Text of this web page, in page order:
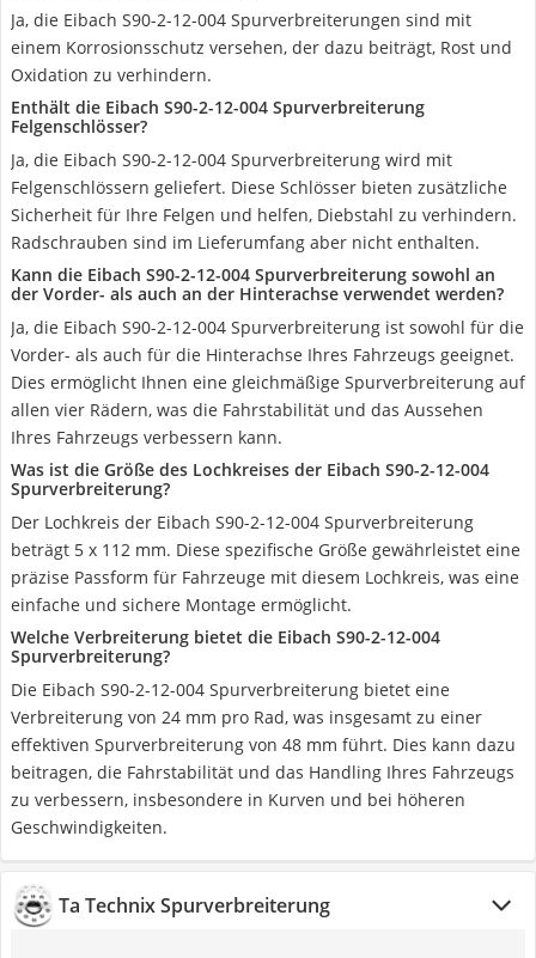
Ja, die Eibach S90-2-12-004 Spurverbreiterungen sind mit
einem Korrosionsschutz versehen, der dazu beiträgt, Rost und
Oxidation zu verhindern.
Enthält die Eibach S90-2-12-004 Spurverbreiterung
Felgenschlösser?
Ja, die Eibach S90-2-12-004 Spurverbreiterung wird mit
Felgenschlössern geliefert. Diese Schlösser bieten zusätzliche
Sicherheit für Ihre Felgen und helfen, Diebstahl zu verhindern.
Radschrauben sind im Lieferumfang aber nicht enthalten.
Kann die Eibach S90-2-12-004 Spurverbreiterung sowohl an
der Vorder- als auch an der Hinterachse verwendet werden?
Ja, die Eibach S90-2-12-004 Spurverbreiterung ist sowohl für die
Vorder- als auch für die Hinterachse Ihres Fahrzeugs geeignet.
Dies ermöglicht Ihnen eine gleichmäßige Spurverbreiterung auf
allen vier Rädern, was die Fahrstabilität und das Aussehen
Ihres Fahrzeugs verbessern kann.
Was ist die Größe des Lochkreises der Eibach S90-2-12-004
Spurverbreiterung?
Der Lochkreis der Eibach S90-2-12-004 Spurverbreiterung
beträgt 5 x 112 mm. Diese spezifische Größe gewährleistet eine
präzise Passform für Fahrzeuge mit diesem Lochkreis, was eine
einfache und sichere Montage ermöglicht.
Welche Verbreiterung bietet die Eibach S90-2-12-004
Spurverbreiterung?
Die Eibach S90-2-12-004 Spurverbreiterung bietet eine
Verbreiterung von 24 mm pro Rad, was insgesamt zu einer
effektiven Spurverbreiterung von 48 mm führt. Dies kann dazu
beitragen, die Fahrstabilität und das Handling Ihres Fahrzeugs
zu verbessern, insbesondere in Kurven und bei höheren
Geschwindigkeiten.
Ta Technix Spurverbreiterung